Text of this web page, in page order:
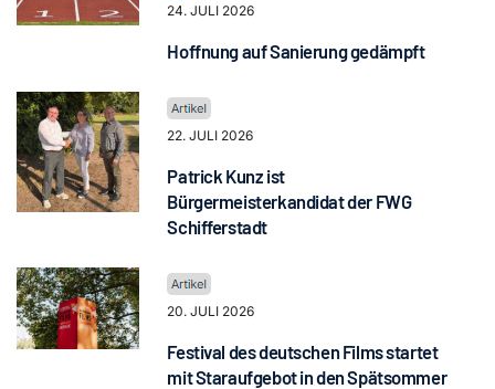
24. JULI 2026
Hoffnung auf Sanierung gedämpft
22. JULI 2026
Patrick Kunz ist
Bürgermeisterkandidat der FWG
Schifferstadt
20. JULI 2026
Festival des deutschen Films startet
mit Staraufgebot in den Spätsommer